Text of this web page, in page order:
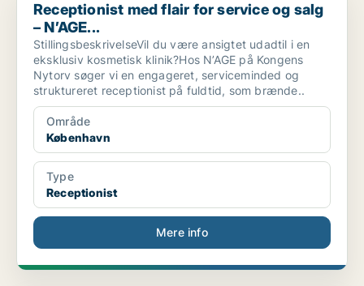
Receptionist med flair for service og salg
– N’AGE...
StillingsbeskrivelseVil du være ansigtet udadtil i en
eksklusiv kosmetisk klinik?Hos N’AGE på Kongens
Nytorv søger vi en engageret, serviceminded og
struktureret receptionist på fuldtid, som brænde..
Område
København
Type
Receptionist
Mere info